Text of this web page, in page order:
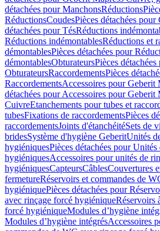
détachées pour ManchonsRéductions
RéductionsCoudesPièces détachées pour
détachées pour TésRéductions
Réductions indémontablesRéductions et
démontablesPièces détachées pour
démontablesObturateursPièces détachées
ObturateursRaccordementsPièces
RaccordementsAccessoires pour Geberit
détachées pour Accessoires pour Geberit
CuivreEtanchements pour tubes et
tubesFixations de raccordementsPièces
raccordementsJoints d'étanchéitéSets de
bridesSystème d'hygiène GeberitUnités
hygiéniquesPièces détachées pour Unités
hygiéniquesAccessoires pour unités de
hygiéniquesCapteursCâblesCouvertures
fermetureRéservoirs et commandes de
hygiéniquePièces détachées pour
avec rinçage forcé hygiéniqueRéservoirs
forcé hygiéniqueModules d’hygiène
Modules d’hygiène intégrésAccessoires